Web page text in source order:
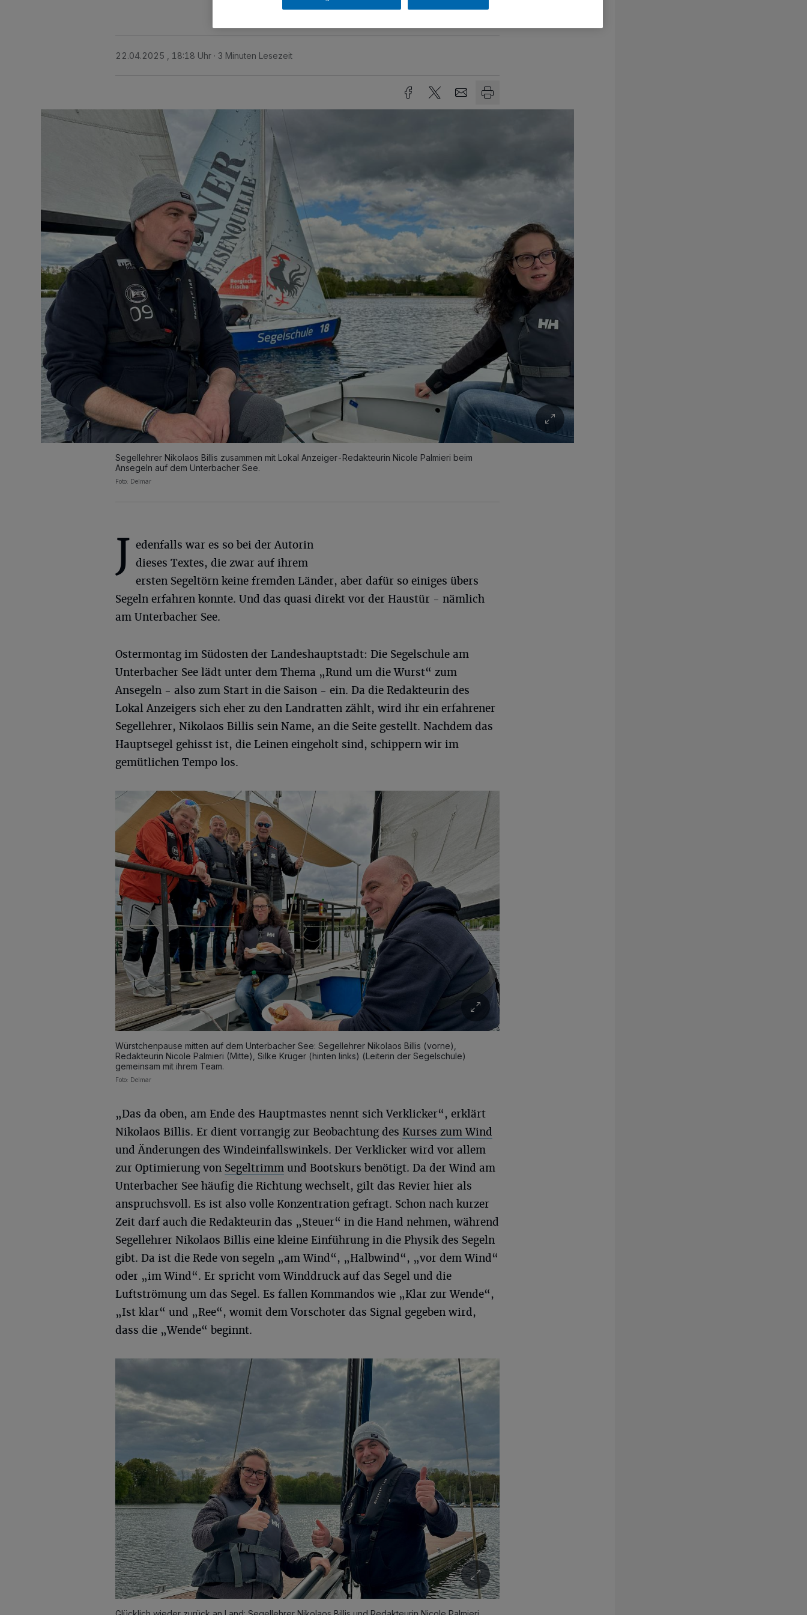
22.04.2025 , 18:18 Uhr 3 Minuten Lesezeit
Segellehrer Nikolaos Billis zusammen mit Lokal Anzeiger-Redakteurin Nicole Palmieri beim
Ansegeln auf dem Unterbacher See.
Foto: Delmar
J edenfalls war es so bei der Autorin
dieses Textes, die zwar auf ihrem
ersten Segeltörn keine fremden Länder, aber dafür so einiges übers
Segeln erfahren konnte. Und das quasi direkt vor der Haustür - nämlich
am Unterbacher See.
Ostermontag im Südosten der Landeshauptstadt: Die Segelschule am
Unterbacher See lädt unter dem Thema „Rund um die Wurst“ zum
Ansegeln - also zum Start in die Saison - ein. Da die Redakteurin des
Lokal Anzeigers sich eher zu den Landratten zählt, wird ihr ein erfahrener
Segellehrer, Nikolaos Billis sein Name, an die Seite gestellt. Nachdem das
Hauptsegel gehisst ist, die Leinen eingeholt sind, schippern wir im
gemütlichen Tempo los.
Würstchenpause mitten auf dem Unterbacher See: Segellehrer Nikolaos Billis (vorne),
Redakteurin Nicole Palmieri (Mitte), Silke Krüger (hinten links) (Leiterin der Segelschule)
gemeinsam mit ihrem Team.
Foto: Delmar
„Das da oben, am Ende des Hauptmastes nennt sich Verklicker“, erklärt
Nikolaos Billis. Er dient vorrangig zur Beobachtung des Kurses zum Wind
und Änderungen des Windeinfallswinkels. Der Verklicker wird vor allem
zur Optimierung von Segeltrimm und Bootskurs benötigt. Da der Wind am
Unterbacher See häufig die Richtung wechselt, gilt das Revier hier als
anspruchsvoll. Es ist also volle Konzentration gefragt. Schon nach kurzer
Zeit darf auch die Redakteurin das „Steuer“ in die Hand nehmen, während
Segellehrer Nikolaos Billis eine kleine Einführung in die Physik des Segeln
gibt. Da ist die Rede von segeln „am Wind“, „Halbwind“, „vor dem Wind“
oder „im Wind“. Er spricht vom Winddruck auf das Segel und die
Luftströmung um das Segel. Es fallen Kommandos wie „Klar zur Wende“,
„Ist klar“ und „Ree“, womit dem Vorschoter das Signal gegeben wird,
dass die „Wende“ beginnt.